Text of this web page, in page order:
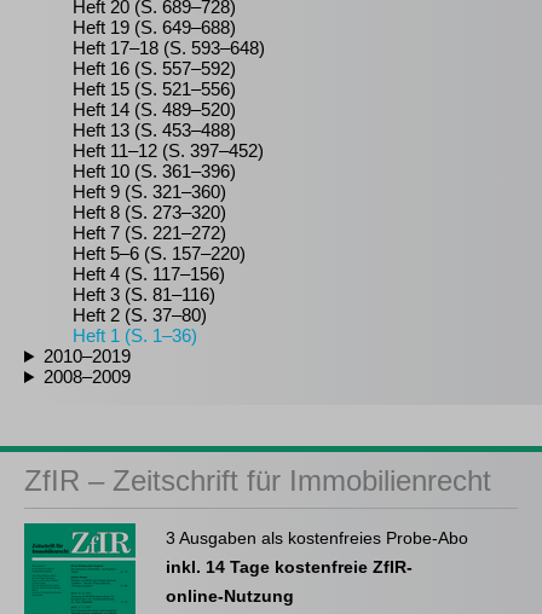
Heft 20 (S. 689–728)
Heft 19 (S. 649–688)
Heft 17–18 (S. 593–648)
Heft 16 (S. 557–592)
Heft 15 (S. 521–556)
Heft 14 (S. 489–520)
Heft 13 (S. 453–488)
Heft 11–12 (S. 397–452)
Heft 10 (S. 361–396)
Heft 9 (S. 321–360)
Heft 8 (S. 273–320)
Heft 7 (S. 221–272)
Heft 5–6 (S. 157–220)
Heft 4 (S. 117–156)
Heft 3 (S. 81–116)
Heft 2 (S. 37–80)
Heft 1 (S. 1–36)
2010–2019
2008–2009
ZfIR – Zeitschrift für Immobilienrecht
3 Ausgaben als kostenfreies Probe-Abo
inkl. 14 Tage kostenfreie ZfIR-
online-Nutzung